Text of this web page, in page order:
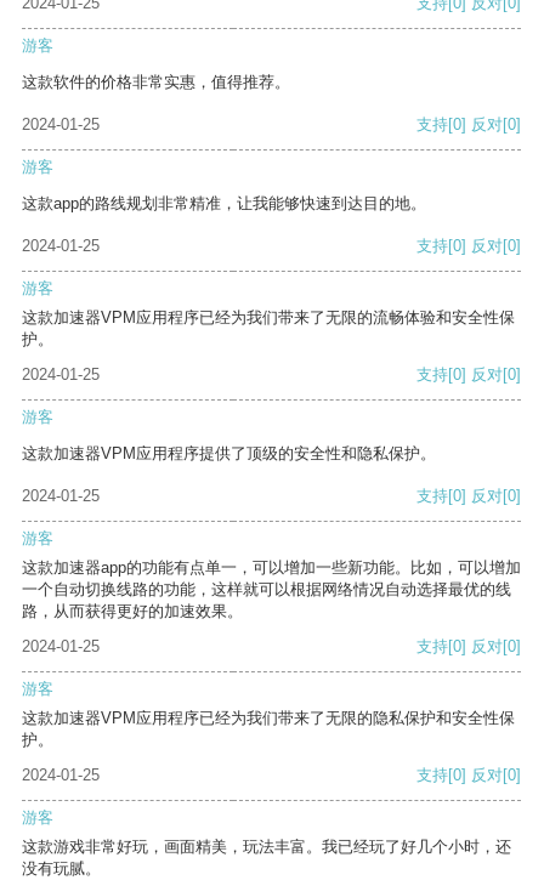
游客
这款软件的价格非常实惠，值得推荐。
2024-01-25 支持[0] 反对[0]
游客
这款app的路线规划非常精准，让我能够快速到达目的地。
2024-01-25 支持[0] 反对[0]
游客
这款加速器VPM应用程序已经为我们带来了无限的流畅体验和安全性保
护。
2024-01-25
支持[0] 反对[0]
游客
这款加速器VPM应用程序提供了顶级的安全性和隐私保护。
2024-01-25 支持[0] 反对[0]
游客
这款加速器app的功能有点单一，可以增加一些新功能。比如，可以增加
一个自动切换线路的功能，这样就可以根据网络情况自动选择最优的线
路，从而获得更好的加速效果。
2024-01-25
支持[0] 反对[0]
游客
这款加速器VPM应用程序已经为我们带来了无限的隐私保护和安全性保
护。
2024-01-25
支持[0] 反对[0]
游客
这款游戏非常好玩，画面精美，玩法丰富。我已经玩了好几个小时，还
没有玩腻。